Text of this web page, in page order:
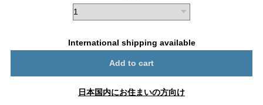
International shipping available
Add to cart
日本国内にお住まいの方向け